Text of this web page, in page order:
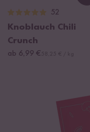
52
Knoblauch Chili
Crunch
ab 6,99 €